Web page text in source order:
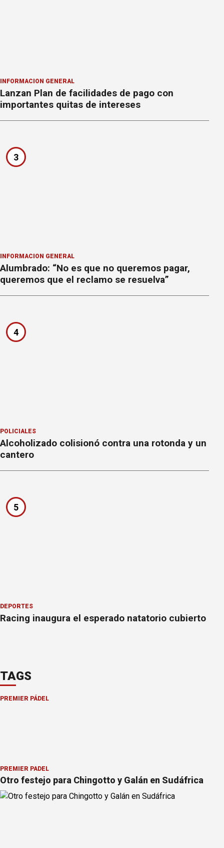
INFORMACION GENERAL
Lanzan Plan de facilidades de pago con
importantes quitas de intereses
3
INFORMACION GENERAL
Alumbrado: “No es que no queremos pagar,
queremos que el reclamo se resuelva”
4
POLICIALES
Alcoholizado colisionó contra una rotonda y un
cantero
5
DEPORTES
Racing inaugura el esperado natatorio cubierto
TAGS
PREMIER PÁDEL
PREMIER PÁDEL
Otro festejo para Chingotto y Galán en Sudáfrica